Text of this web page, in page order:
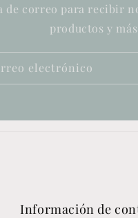
de correo para recibir
productos y
electrónico
Información de